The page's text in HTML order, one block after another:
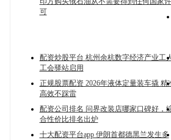
可
配资炒股平台 杭州余杭数字经济产业工
工会驿站启用
正规股票配资 2026年液体定量装车撬 精
高效不踩雷
配资公司排名 问界改装店哪家口碑好，
合性价比排名出炉
十大配资平台app 伊朗首都德黑兰发生多